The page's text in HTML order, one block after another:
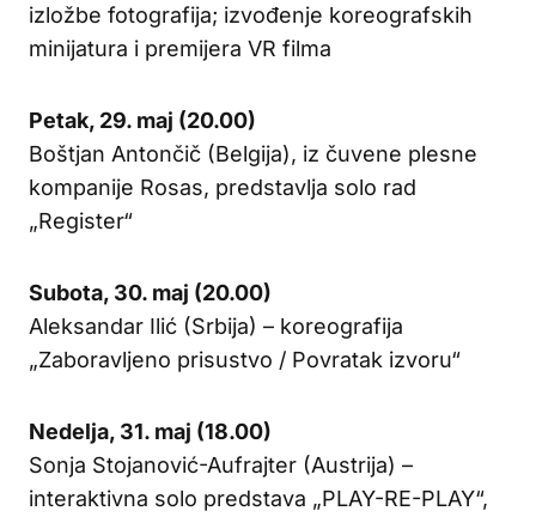
izložbe fotografija; izvođenje koreografskih
minijatura i premijera VR filma
Petak, 29. maj (20.00)
Boštjan Antončič (Belgija), iz čuvene plesne
kompanije Rosas, predstavlja solo rad
„Register“
Subota, 30. maj (20.00)
Aleksandar Ilić (Srbija) – koreografija
„Zaboravljeno prisustvo / Povratak izvoru“
Nedelja, 31. maj (18.00)
Sonja Stojanović-Aufrajter (Austrija) –
interaktivna solo predstava „PLAY-RE-PLAY“,